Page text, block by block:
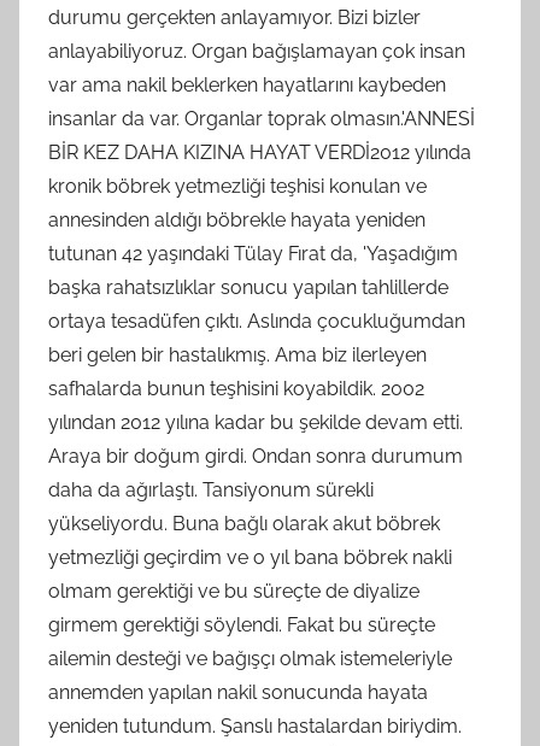
durumu gerçekten anlayamıyor. Bizi bizler
anlayabiliyoruz. Organ bağışlamayan çok insan
var ama nakil beklerken hayatlarını kaybeden
insanlar da var. Organlar toprak olmasın.'ANNESİ
BİR KEZ DAHA KIZINA HAYAT VERDİ2012 yılında
kronik böbrek yetmezliği teşhisi konulan ve
annesinden aldığı böbrekle hayata yeniden
tutunan 42 yaşındaki Tülay Fırat da, 'Yaşadığım
başka rahatsızlıklar sonucu yapılan tahlillerde
ortaya tesadüfen çıktı. Aslında çocukluğumdan
beri gelen bir hastalıkmış. Ama biz ilerleyen
safhalarda bunun teşhisini koyabildik. 2002
yılından 2012 yılına kadar bu şekilde devam etti.
Araya bir doğum girdi. Ondan sonra durumum
daha da ağırlaştı. Tansiyonum sürekli
yükseliyordu. Buna bağlı olarak akut böbrek
yetmezliği geçirdim ve o yıl bana böbrek nakli
olmam gerektiği ve bu süreçte de diyalize
girmem gerektiği söylendi. Fakat bu süreçte
ailemin desteği ve bağışçı olmak istemeleriyle
annemden yapılan nakil sonucunda hayata
yeniden tutundum. Şanslı hastalardan biriydim.